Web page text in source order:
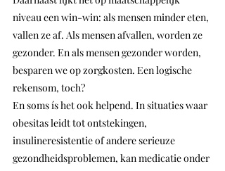
niveau een win-win: als mensen minder eten,
vallen ze af. Als mensen afvallen, worden ze
gezonder. En als mensen gezonder worden,
besparen we op zorgkosten. Een logische
rekensom, toch?
En soms ís het ook helpend. In situaties waar
obesitas leidt tot ontstekingen,
insulineresistentie of andere serieuze
gezondheidsproblemen, kan medicatie onder